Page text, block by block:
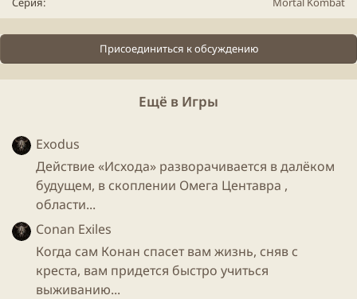
Персонажи
Наряду с вечным противостоянием Скорпиона и
Саб-Зиро, которые конечно же будут присутствовать
в игре, на Е3 были показаны 4 новый персонажа:
управляющая насекомыми;
Ферра/Торр (Ferra/Torr), пара, состоящая из
женщины-карлика и гиганта в маске;
Кэсси Кейдж (Cassie Cage), дочь Джонни
Кейджа и Сони Блейд;
Коталь Кан (Kotal Kahn), стилизованный
ацтекский «бог крови»
Присоединиться к обсуждению
Ещё в Игры
Exodus
Действие «Исхода» разворачивается в далёком
будущем, в скоплении Омега Центавра ,
области...
Conan Exiles
Когда сам Конан спасет вам жизнь, сняв с
креста, вам придется быстро учиться
выживанию...